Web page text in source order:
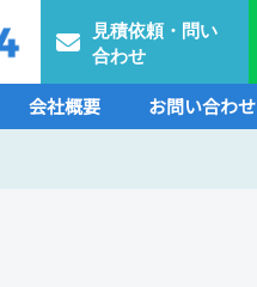
見積依頼・問い
合わせ
会社概要 お問い合わせ